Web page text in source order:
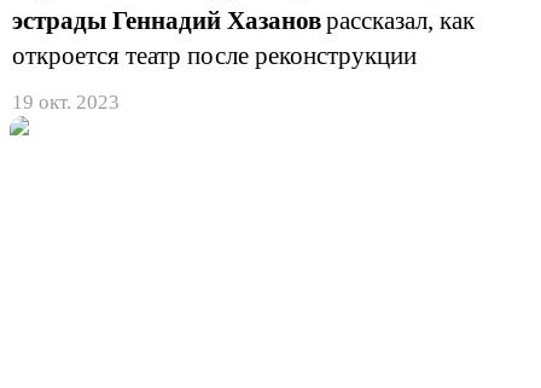
эстрады Геннадий Хазановрассказал, как
откроется театр после реконструкции
19 окт. 2023